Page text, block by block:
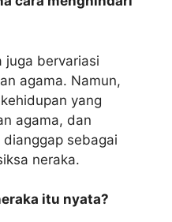
juga bervariasi
agama. Namun,
yang
agama, dan
sebagai
neraka.
itu nyata?